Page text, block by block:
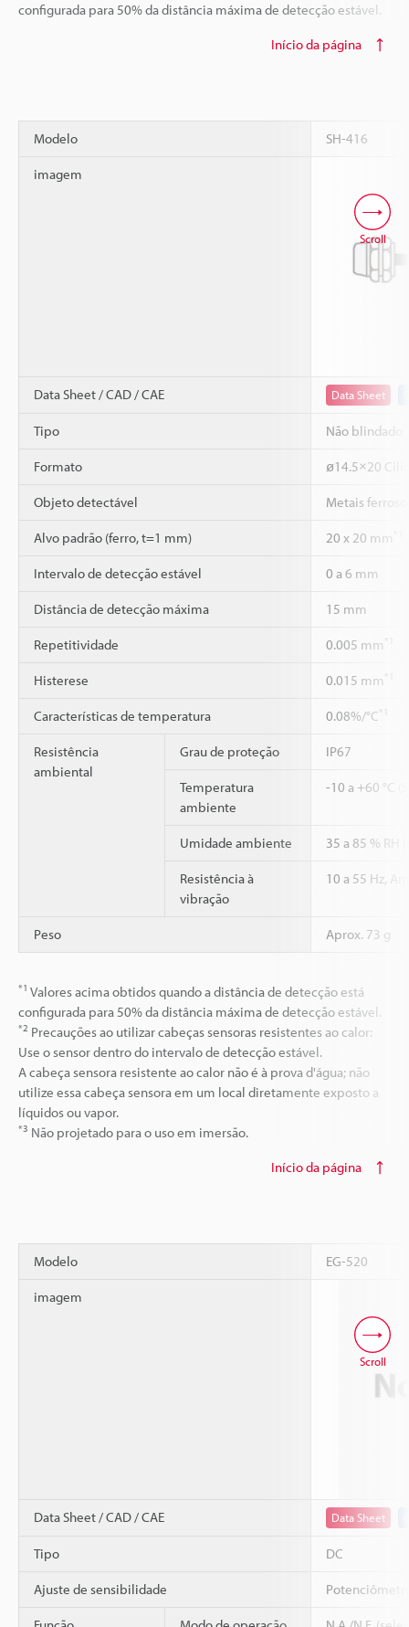
configurada para 50% da distância máxima de detecção estável.
Início da página
Modelo SH-416
imagem
Data Sheet / CAD / CAE Data Sheet
Tipo Não blindado
Formato ø14.5×20
Objeto detectável Metais
Alvo padrão (ferro, t=1 mm) 20 x 20 mm
Intervalo de detecção estável 0 a 6 mm
Distância de detecção máxima 15 mm
Repetitividade 0.005 mm
Histerese 0.015 mm
Características de temperatura 0.08%/°C *1
Resistência
ambiental
Grau de proteção IP67
Temperatura
ambiente
-10 a +60 °C
Umidade ambiente 35 a 85 % RH
Resistência à
vibração
10 a 55 Hz,
Peso Aprox. 73 g
*1 Valores acima obtidos quando a distância de detecção está
configurada para 50% da distância máxima de detecção estável.
*2 Precauções ao utilizar cabeças sensoras resistentes ao calor:
Use o sensor dentro do intervalo de detecção estável.
A cabeça sensora resistente ao calor não é à prova d'água; não
utilize essa cabeça sensora em um local diretamente exposto a
líquidos ou vapor.
*3 Não projetado para o uso em imersão.
Scroll
Início da página
Modelo EG-520
imagem
Data Sheet / CAD / CAE Data Sheet
Tipo DC
Ajuste de sensibilidade
Scroll